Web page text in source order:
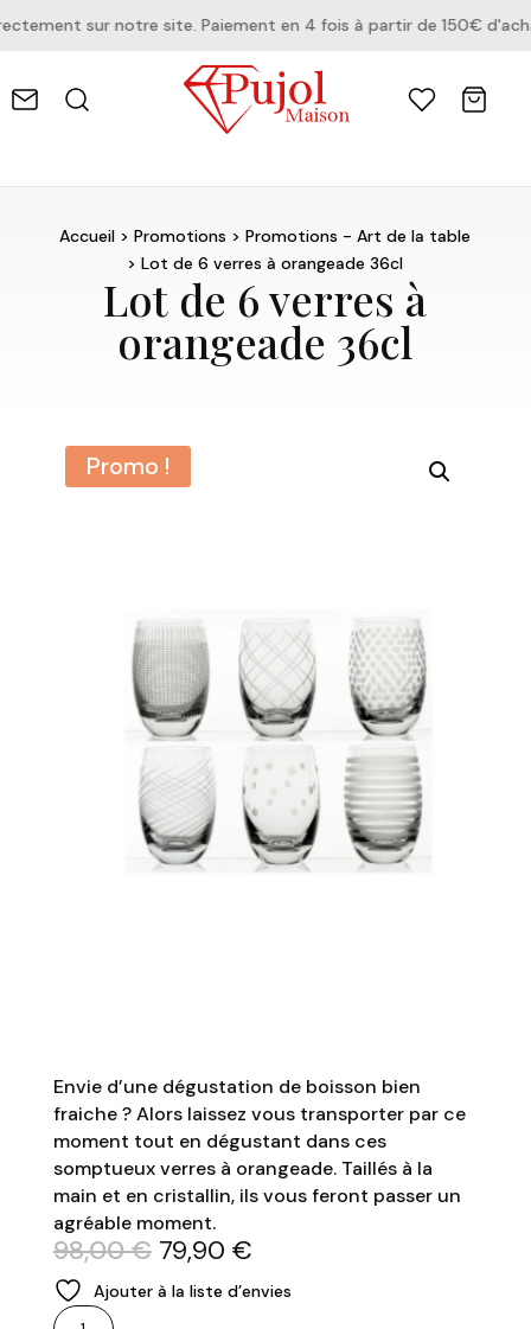
sur notre site. Paiement en 4 fois à partir de 150€
Accueil >Promotions >Promotions - Art de la table
> Lot de 6 verres à orangeade 36cl
Lot de 6 verres à
orangeade 36cl
Promo !
Envie d’une dégustation de boisson bien
fraiche ? Alors laissez vous transporter par ce
moment tout en dégustant dans ces
somptueux verres à orangeade. Taillés à la
main et en cristallin, ils vous feront passer un
agréable moment.
98,00€ Le
initial
79,90 €Le
actuel
Ajouter à la liste d’envies
quantité